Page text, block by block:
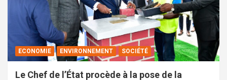
ECONOMIE ENVIRONNEMENT SOCIÉTÉ
Le Chef de l’État procède à la pose de la